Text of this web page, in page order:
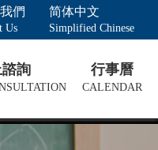
們
Us
简体中文
Simplified Chinese
詢 行事曆
CALENDAR